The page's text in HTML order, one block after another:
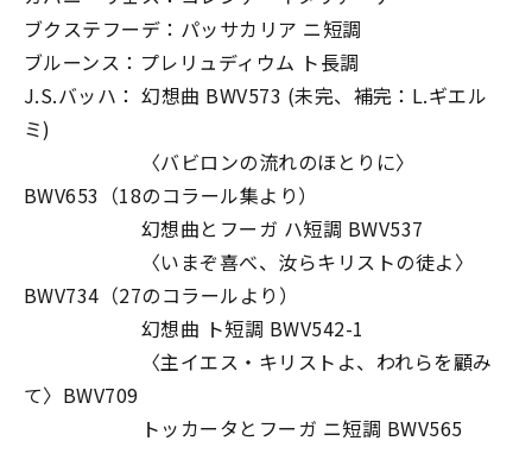
ブクステフーデ：パッサカリア ニ短調
ブルーンス：プレリュディウム ト長調
J.S.バッハ： 幻想曲 BWV573 (未完、補完：L.ギエル
ミ)
〈バビロンの流れのほとりに〉
BWV653（18のコラール集より）
幻想曲とフーガ ハ短調 BWV537
〈いまぞ喜べ、汝らキリストの徒よ〉
BWV734（27のコラールより）
幻想曲 ト短調 BWV542-1
〈主イエス・キリストよ、われらを顧み
て〉BWV709
トッカータとフーガ ニ短調 BWV565